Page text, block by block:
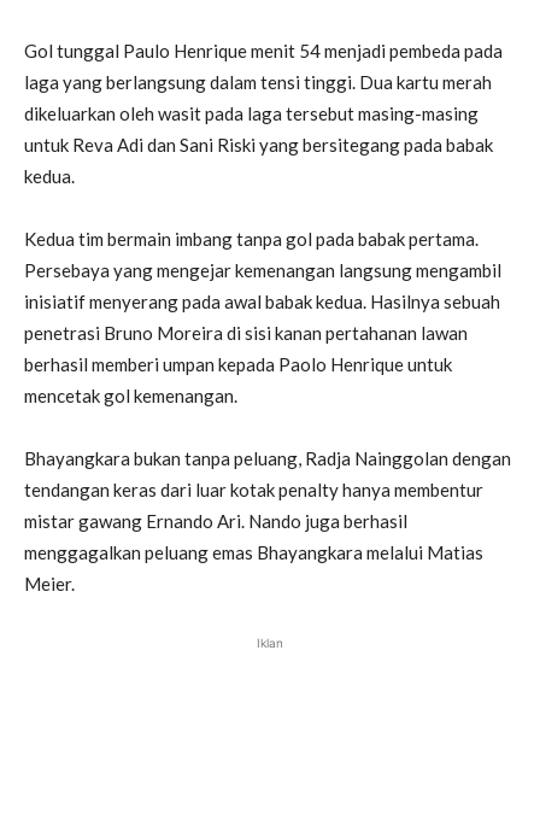
Gol tunggal Paulo Henrique menit 54 menjadi pembeda pada
laga yang berlangsung dalam tensi tinggi. Dua kartu merah
dikeluarkan oleh wasit pada laga tersebut masing-masing
untuk Reva Adi dan Sani Riski yang bersitegang pada babak
kedua.
Kedua tim bermain imbang tanpa gol pada babak pertama.
Persebaya yang mengejar kemenangan langsung mengambil
inisiatif menyerang pada awal babak kedua. Hasilnya sebuah
penetrasi Bruno Moreira di sisi kanan pertahanan lawan
berhasil memberi umpan kepada Paolo Henrique untuk
mencetak gol kemenangan.
Bhayangkara bukan tanpa peluang, Radja Nainggolan dengan
tendangan keras dari luar kotak penalty hanya membentur
mistar gawang Ernando Ari. Nando juga berhasil
menggagalkan peluang emas Bhayangkara melalui Matias
Meier.
Iklan